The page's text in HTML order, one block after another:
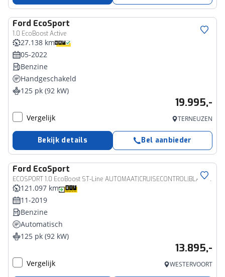
Ford EcoSport
1.0 EcoBoost Active
27.138 km
05-2022
Benzine
Handgeschakeld
125 pk (92 kW)
19.995,-
Vergelijk TERNEUZEN
Bekijk details Bel aanbieder
Ford EcoSport
ECOSPORT 1.0 EcoBoost ST-Line AUTOMAAT|CRUISECONTROL|BLACK EDITON|APPLECARPLAY
121.097 km
11-2019
Benzine
Automatisch
125 pk (92 kW)
13.895,-
Vergelijk WESTERVOORT